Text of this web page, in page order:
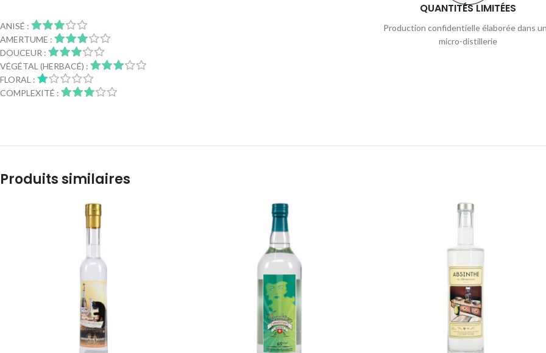
ANISÉ :
AMERTUME :
DOUCEUR :
VÉGÉTAL (HERBACÉ) :
FLORAL :
COMPLEXITÉ :
QUANTITÉS LIMITÉES
Production confidentielle élaborée dans
micro-distillerie
Produits similaires